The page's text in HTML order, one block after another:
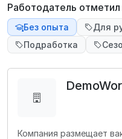
Работодатель
Без опыта
Для
Подработка
Компания размещает